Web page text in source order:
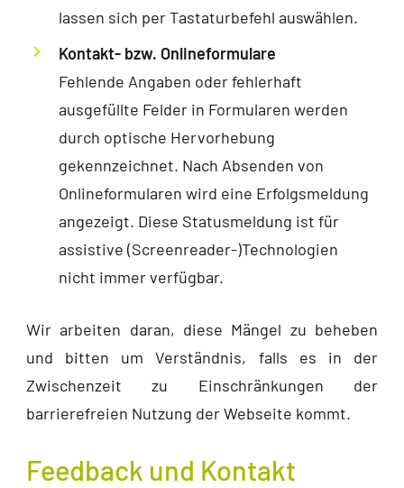
lassen sich per Tastaturbefehl auswählen.
Kontakt- bzw. Onlineformulare
Fehlende Angaben oder fehlerhaft
ausgefüllte Felder in Formularen werden
durch optische Hervorhebung
gekennzeichnet. Nach Absenden von
Onlineformularen wird eine Erfolgsmeldung
angezeigt. Diese Statusmeldung ist für
assistive (Screenreader-)Technologien
nicht immer verfügbar.
Wir arbeiten daran, diese Mängel zu beheben
und bitten um Verständnis, falls es in der
Zwischenzeit zu Einschränkungen der
barrierefreien Nutzung der Webseite kommt.
Feedback und Kontakt